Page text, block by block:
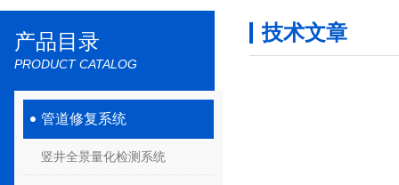
产品目录
PRODUCT CATALOG
管道修复系统
竖井全景量化检测系统
技术文章